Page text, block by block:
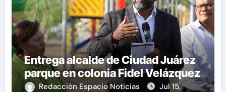
Entrega alcalde de Ciudad Juárez
parque en colonia Fidel Velázquez
Redacción Espacio Noticias
Jul 15,